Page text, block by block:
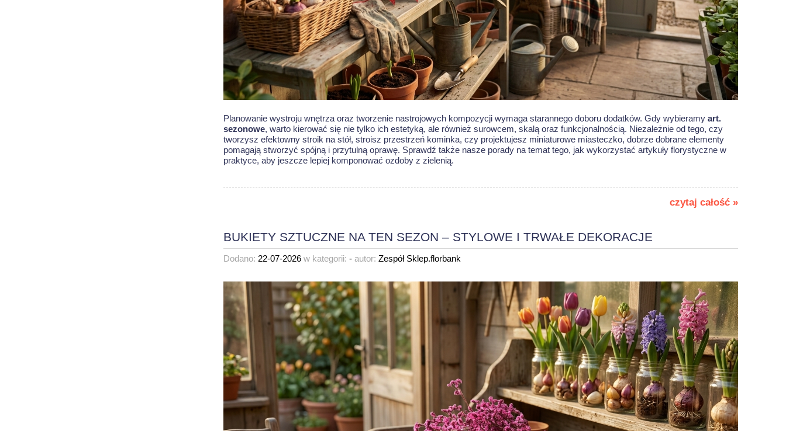
Planowanie wystroju wnętrza oraz tworzenie nastrojowych kompozycji wymaga starannego doboru dodatków. Gdy wybieramy art.
sezonowe, warto kierować się nie tylko ich estetyką, ale również surowcem, skalą oraz funkcjonalnością. Niezależnie od tego, czy
tworzysz efektowny stroik na stół, stroisz przestrzeń kominka, czy projektujesz miniaturowe miasteczko, dobrze dobrane elementy
pomagają stworzyć spójną i przytulną oprawę. Sprawdź także nasze porady na temat tego, jak wykorzystać artykuły florystyczne w
praktyce, aby jeszcze lepiej komponować ozdoby z zielenią.
czytaj całość »
BUKIETY SZTUCZNE NA TEN SEZON – STYLOWE I TRWAŁE DEKORACJE
Dodano: 22-07-2026 w kategorii: - autor: Zespół Sklep.florbank